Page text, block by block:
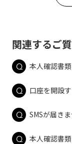
関連するご
本人確認書
口座を開設
SMSが届き
本人確認書